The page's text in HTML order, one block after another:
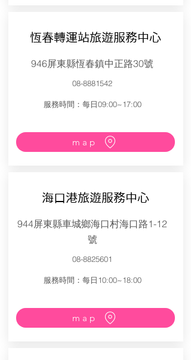
恆春轉運站旅遊服務中心
946屏東縣恆春鎮中正路30號
08-8881542
服務時間：每日09:00~17:00
map
海口港旅遊服務中心
944屏東縣車城鄉海口村海口路1-12
號
08-8825601
服務時間：每日10:00~18:00
map